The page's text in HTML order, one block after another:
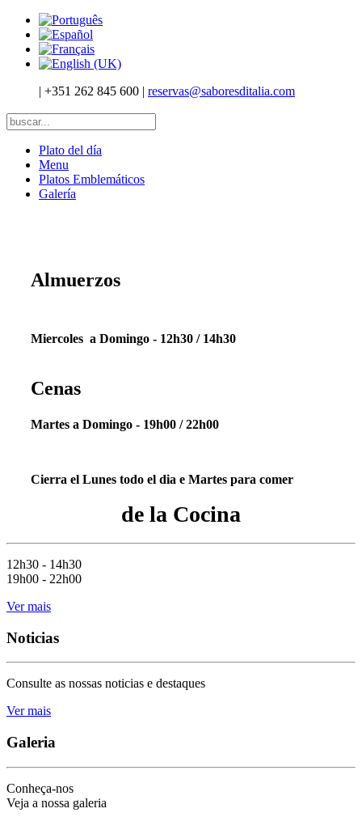
| +351 262 845 600 | reservas@saboresditalia.com
Plato del día
Menu
Platos Emblemáticos
Galería
Almuerzos
Miercoles a Domingo - 12h30 / 14h30
Cenas
Martes a Domingo - 19h00 / 22h00
Cierra el Lunes todo el dia e Martes para comer
de la Cocina
12h30 - 14h30
19h00 - 22h00
Ver mais
Noticias
Consulte as nossas noticias e destaques
Ver mais
Galeria
Conheça-nos
Veja a nossa galeria